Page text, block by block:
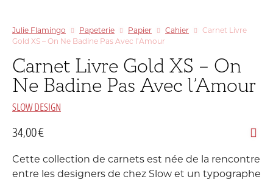
Julie Flamingo Papeterie Papier Cahier
Carnet Livre
Gold XS – On Ne Badine Pas Avec l’Amour
Carnet Livre Gold XS – On
Ne Badine Pas Avec l’Amour
SLOW DESIGN
34,00€
Cette collection de carnets est née de la rencontre
entre les designers de chez Slow et un typographe